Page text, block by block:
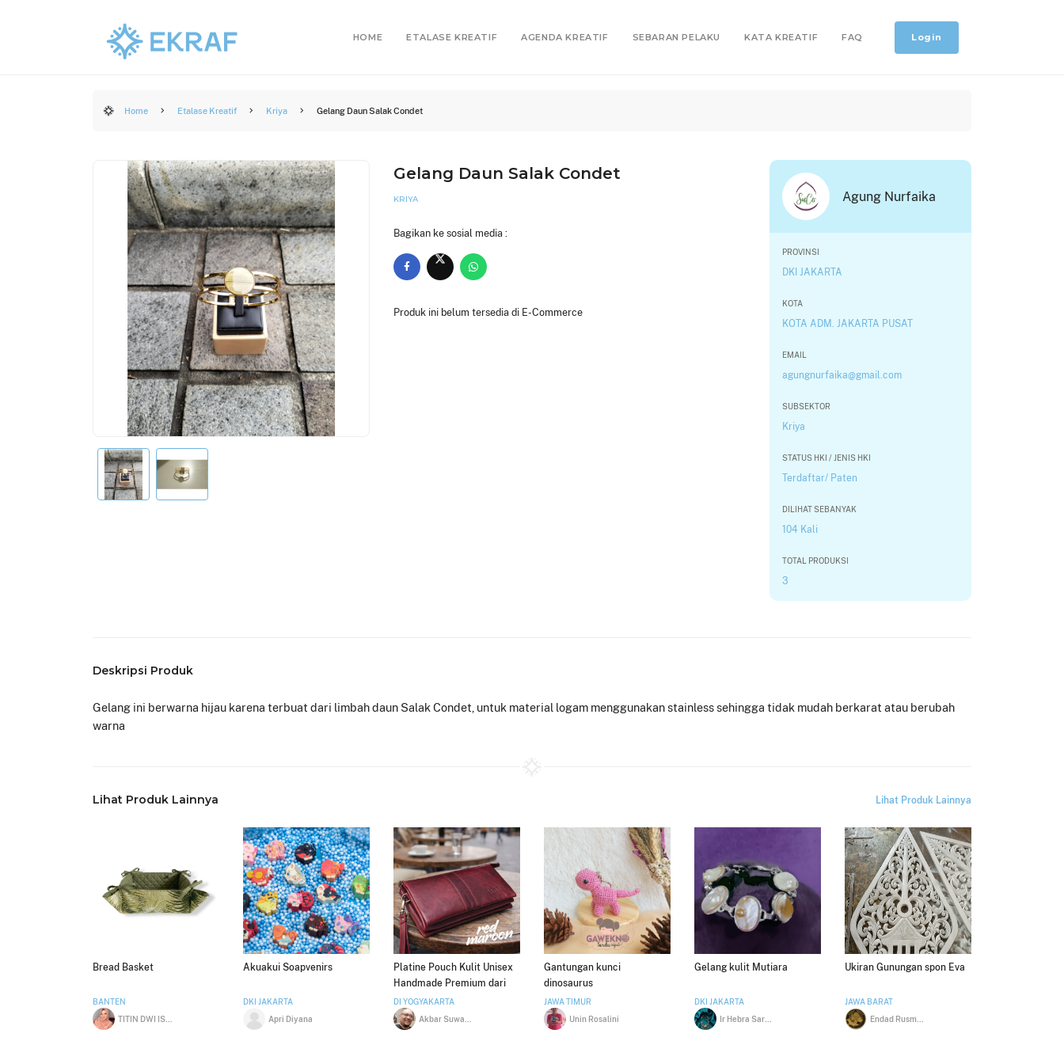
HOME ETALASE KREATIF AGENDA KREATIF SEBARAN PELAKU KATA KREATIF FAQ Login
Home Etalase Kreatif Kriya Gelang Daun Salak Condet
Gelang Daun Salak Condet
KRIYA
Bagikan ke sosial media :
Produk ini belum tersedia di E-Commerce
Agung Nurfaika
PROVINSI
DKI JAKARTA
KOTA
KOTA ADM. JAKARTA PUSAT
EMAIL
agungnurfaika@gmail.com
SUBSEKTOR
Kriya
STATUS HKI / JENIS HKI
Terdaftar/ Paten
DILIHAT SEBANYAK
104 Kali
TOTAL PRODUKSI
3
Deskripsi Produk
Gelang ini berwarna hijau karena terbuat dari limbah daun Salak Condet, untuk material logam menggunakan stainless sehingga tidak mudah berkarat atau berubah
warna
Lihat Produk Lainnya Lihat Produk Lainnya
Bread Basket
BANTEN
Akuakui Soapvenirs
DKI JAKARTA
Apri Diyana
Platine Pouch Kulit Unisex
Handmade Premium dari
Bagbone
DI YOGYAKARTA
Gantungan kunci
dinosaurus
JAWA TIMUR
Unin Rosalini
Gelang kulit Mutiara
DKI JAKARTA
Ukiran Gunungan spon Eva
JAWA BARAT